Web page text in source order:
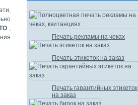
,
Печать рекламы на чеках
Печать этикеток на заказ
Печать гарантийных этикеток
на заказ